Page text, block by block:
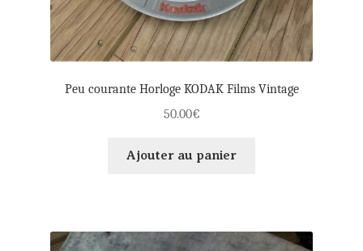
Peu courante Horloge KODAK Films Vintage
50.00€
Ajouter au panier